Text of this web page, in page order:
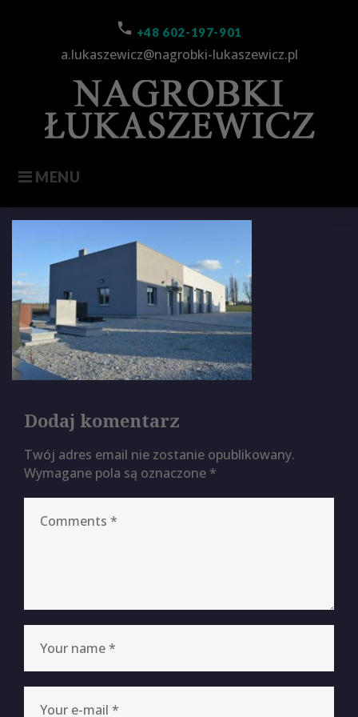
MENU
call +48 602-197-901
a.lukaszewicz@nagrobki-lukaszewicz.pl
Firma1
Dodaj komentarz
Twój adres email nie zostanie opublikowany.
Wymagane pola są oznaczone *